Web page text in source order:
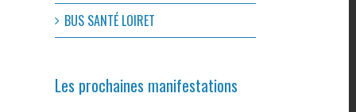
BUS SANTÉ LOIRET
Les prochaines manifestations